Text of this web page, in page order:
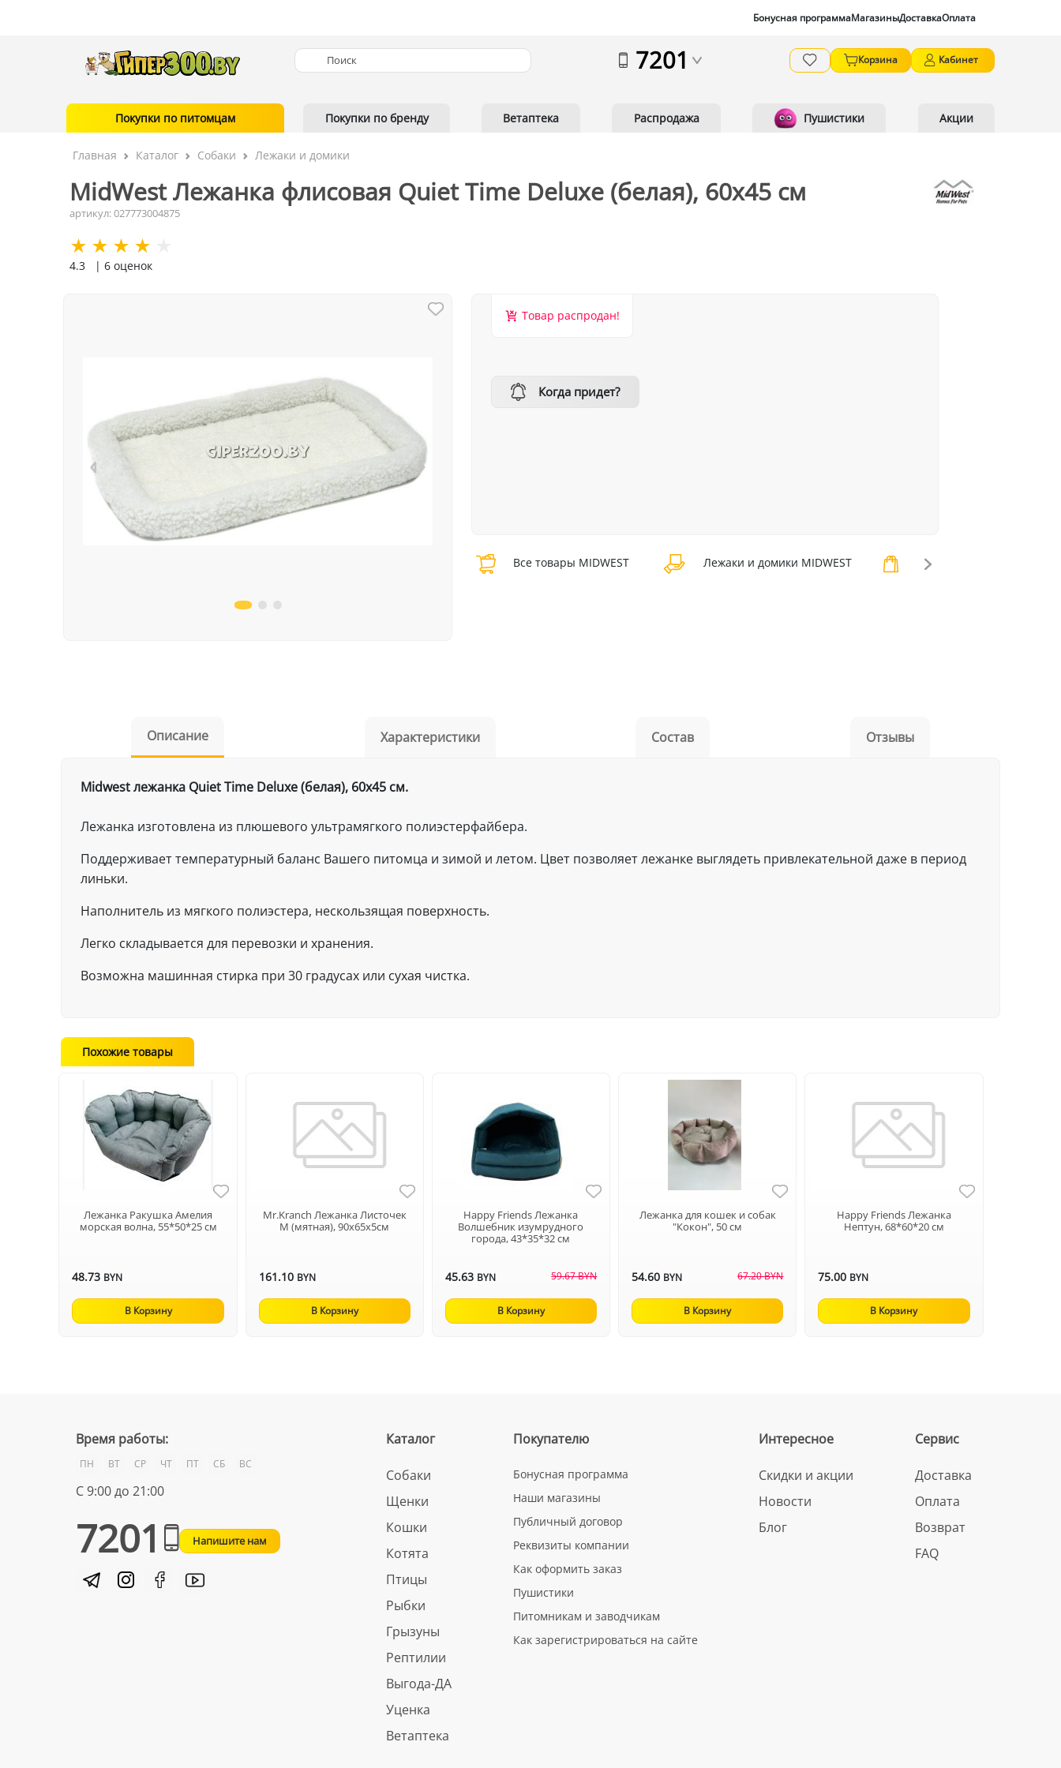
Бонусная программаМагазиныДоставкаОплата
7201 Корзина Кабинет
Покупки по питомцам Покупки по бренду Ветаптека Распродажа Пушистики Акции
Главная Каталог Собаки Лежаки и домики
MidWest Лежанка флисовая Quiet Time Deluxe (белая), 60х45 см
артикул: 027773004875
4.3 | 6 оценок
Товар распродан!
Когда придет?
Все товары MIDWEST Лежаки и домики MIDWEST Лежаки и домики
Описание Характеристики Состав Отзывы
Midwest лежанка Quiet Time Deluxe (белая), 60х45 см.
Лежанка изготовлена из плюшевого ультрамягкого полиэстерфайбера.
Поддерживает температурный баланс Вашего питомца и зимой и летом. Цвет позволяет лежанке выглядеть привлекательной даже в период
линьки.
Наполнитель из мягкого полиэстера, нескользящая поверхность.
Легко складывается для перевозки и хранения.
Возможна машинная стирка при 30 градусах или сухая чистка.
Похожие товары
Лежанка Ракушка Амелия
морская волна, 55*50*25 см
48.73 BYN
В Корзину
Mr.Kranch Лежанка Листочек
M (мятная), 90х65х5см
161.10 BYN
В Корзину
Happy Friends Лежанка
Волшебник изумрудного
города, 43*35*32 см
45.63 BYN 59.67 BYN
В Корзину
Лежанка для кошек и собак
"Кокон", 50 см
54.60 BYN 67.20 BYN
В Корзину
Happy Friends Лежанка
Нептун, 68*60*20 см
75.00 BYN
В Корзину
Время работы:
ПН ВТ СР ЧТ ПТ СБ ВС
С 9:00 до 21:00
7201 Напишите нам
Каталог
Собаки
Щенки
Кошки
Котята
Птицы
Рыбки
Грызуны
Рептилии
Выгода-ДА
Уценка
Ветаптека
Покупателю
Бонусная программа
Наши магазины
Публичный договор
Реквизиты компании
Как оформить заказ
Пушистики
Питомникам и заводчикам
Как зарегистрироваться на сайте
Интересное
Скидки и акции
Новости
Блог
Сервис
Доставка
Оплата
Возврат
FAQ